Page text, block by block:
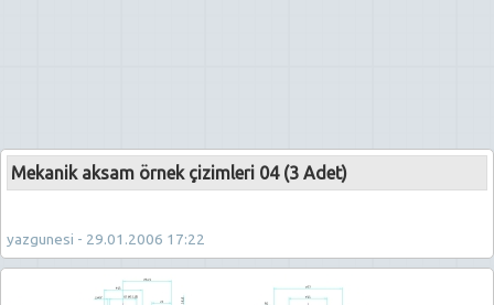
Mekanik aksam örnek çizimleri 04 (3 Adet)
yazgunesi - 29.01.2006 17:22